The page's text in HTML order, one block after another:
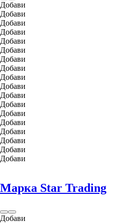
Добави
Добави
Добави
Добави
Добави
Добави
Добави
Добави
Добави
Добави
Добави
Добави
Добави
Добави
Добави
Добави
Добави
Добави
Марка Star Trading
Добави